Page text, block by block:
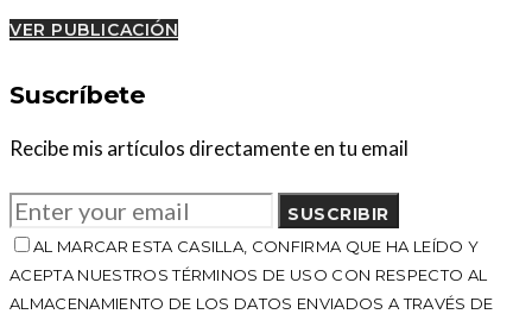
VER PUBLICACIÓN
Suscríbete
Recibe mis artículos directamente en tu email
SUSCRIBIR
AL MARCAR ESTA CASILLA, CONFIRMA QUE HA LEÍDO Y
ACEPTA NUESTROS TÉRMINOS DE USO CON RESPECTO AL
ALMACENAMIENTO DE LOS DATOS ENVIADOS A TRAVÉS DE